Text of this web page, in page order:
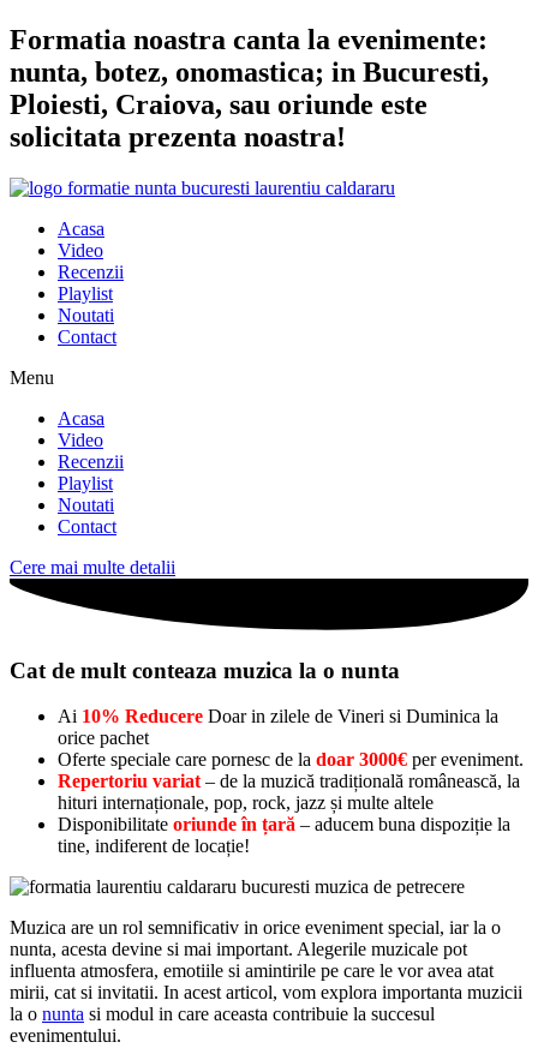
Sari
la
conținut
Formatia noastra canta la evenimente:
nunta, botez, onomastica; in Bucuresti,
Ploiesti, Craiova, sau oriunde este
solicitata prezenta noastra!
Acasa
Video
Recenzii
Playlist
Noutati
Contact
Menu
Acasa
Video
Recenzii
Playlist
Noutati
Contact
Cere mai multe detalii
Cat de mult conteaza muzica la o nunta
Ai 10% Reducere Doar in zilele de Vineri si Duminica la
orice pachet
Oferte speciale care pornesc de la doar 3000€ per eveniment.
Repertoriu variat– de la muzică tradițională românească, la
hituri internaționale, pop, rock, jazz și multe altele
Disponibilitate oriunde în țară – aducem buna dispoziție la
tine, indiferent de locație!
Muzica are un rol semnificativ in orice eveniment special, iar la o
nunta, acesta devine si mai important. Alegerile muzicale pot
influenta atmosfera, emotiile si amintirile pe care le vor avea atat
mirii, cat si invitatii. In acest articol, vom explora importanta muzicii
la o nunta si modul in care aceasta contribuie la succesul
evenimentului.